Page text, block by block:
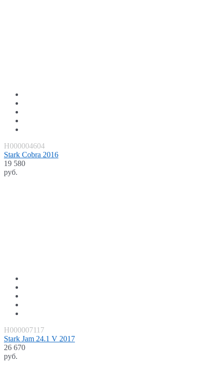
H000004604
Stark Cobra 2016
19 580
руб.
H000007117
Stark Jam 24.1 V 2017
26 670
руб.